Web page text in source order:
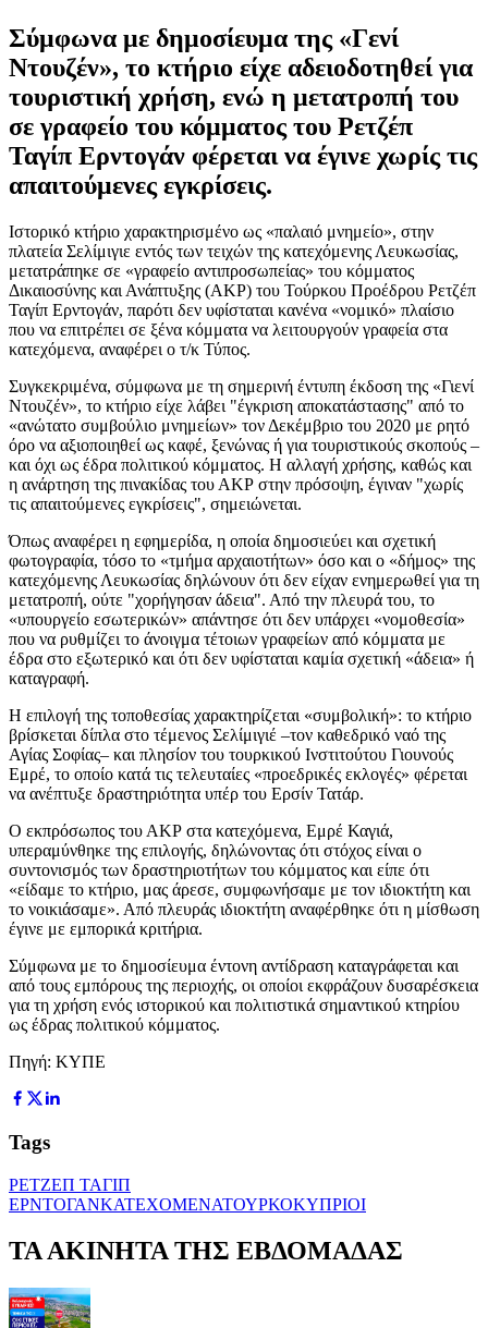
Σύμφωνα με δημοσίευμα της «Γενί
Ντουζέν», το κτήριο είχε αδειοδοτηθεί για
τουριστική χρήση, ενώ η μετατροπή του
σε γραφείο του κόμματος του Ρετζέπ
Ταγίπ Ερντογάν φέρεται να έγινε χωρίς τις
απαιτούμενες εγκρίσεις.
Ιστορικό κτήριο χαρακτηρισμένο ως «παλαιό μνημείο», στην
πλατεία Σελίμιγιε εντός των τειχών της κατεχόμενης Λευκωσίας,
μετατράπηκε σε «γραφείο αντιπροσωπείας» του κόμματος
Δικαιοσύνης και Ανάπτυξης (ΑΚΡ) του Τούρκου Προέδρου Ρετζέπ
Ταγίπ Ερντογάν, παρότι δεν υφίσταται κανένα «νομικό» πλαίσιο
που να επιτρέπει σε ξένα κόμματα να λειτουργούν γραφεία στα
κατεχόμενα, αναφέρει ο τ/κ Τύπος.
Συγκεκριμένα, σύμφωνα με τη σημερινή έντυπη έκδοση της «Γιενί
Ντουζέν», το κτήριο είχε λάβει "έγκριση αποκατάστασης" από το
«ανώτατο συμβούλιο μνημείων» τον Δεκέμβριο του 2020 με ρητό
όρο να αξιοποιηθεί ως καφέ, ξενώνας ή για τουριστικούς σκοπούς –
και όχι ως έδρα πολιτικού κόμματος. Η αλλαγή χρήσης, καθώς και
η ανάρτηση της πινακίδας του ΑΚΡ στην πρόσοψη, έγιναν "χωρίς
τις απαιτούμενες εγκρίσεις", σημειώνεται.
Όπως αναφέρει η εφημερίδα, η οποία δημοσιεύει και σχετική
φωτογραφία, τόσο το «τμήμα αρχαιοτήτων» όσο και ο «δήμος» της
κατεχόμενης Λευκωσίας δηλώνουν ότι δεν είχαν ενημερωθεί για τη
μετατροπή, ούτε "χορήγησαν άδεια". Από την πλευρά του, το
«υπουργείο εσωτερικών» απάντησε ότι δεν υπάρχει «νομοθεσία»
που να ρυθμίζει το άνοιγμα τέτοιων γραφείων από κόμματα με
έδρα στο εξωτερικό και ότι δεν υφίσταται καμία σχετική «άδεια» ή
καταγραφή.
Η επιλογή της τοποθεσίας χαρακτηρίζεται «συμβολική»: το κτήριο
βρίσκεται δίπλα στο τέμενος Σελίμιγιέ –τον καθεδρικό ναό της
Αγίας Σοφίας– και πλησίον του τουρκικού Ινστιτούτου Γιουνούς
Εμρέ, το οποίο κατά τις τελευταίες «προεδρικές εκλογές» φέρεται
να ανέπτυξε δραστηριότητα υπέρ του Ερσίν Τατάρ.
Ο εκπρόσωπος του ΑΚΡ στα κατεχόμενα, Εμρέ Καγιά,
υπεραμύνθηκε της επιλογής, δηλώνοντας ότι στόχος είναι ο
συντονισμός των δραστηριοτήτων του κόμματος και είπε ότι
«είδαμε το κτήριο, μας άρεσε, συμφωνήσαμε με τον ιδιοκτήτη και
το νοικιάσαμε». Από πλευράς ιδιοκτήτη αναφέρθηκε ότι η μίσθωση
έγινε με εμπορικά κριτήρια.
Σύμφωνα με το δημοσίευμα έντονη αντίδραση καταγράφεται και
από τους εμπόρους της περιοχής, οι οποίοι εκφράζουν δυσαρέσκεια
για τη χρήση ενός ιστορικού και πολιτιστικά σημαντικού κτηρίου
ως έδρας πολιτικού κόμματος.
Πηγή: ΚΥΠΕ
Tags
ΡΕΤΖΕΠ ΤΑΓΙΠ
ΕΡΝΤΟΓΑΝΚΑΤΕΧΟΜΕΝΑΤΟΥΡΚΟΚΥΠΡΙΟΙ
ΤΑ ΑΚΙΝΗΤΑ ΤΗΣ ΕΒΔΟΜΑΔΑΣ